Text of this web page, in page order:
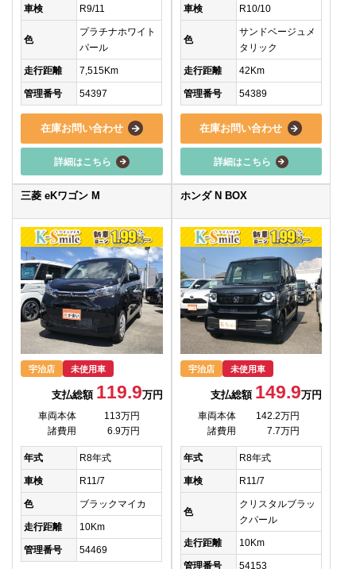
車検 R9/11
色
プラチナホワイト
パール
走行距離 7,515Km
管理番号 54397
在庫お問い合わせ
詳細はこちら
車検 R10/10
色
サンドベージュメ
タリック
走行距離 42Km
管理番号 54389
在庫お問い合わせ
詳細はこちら
三菱 eKワゴン M
宇治店 未使用車
支払総額 119.9万円
車両本体
113万円
諸費用
6.9万円
年式 R8年式
車検 R11/7
色 ブラックマイカ
走行距離 10Km
管理番号 54469
ホンダ N BOX
宇治店 未使用車
支払総額 149.9万円
車両本体
142.2万円
諸費用
7.7万円
年式 R8年式
車検 R11/7
色
クリスタルブラッ
クパール
走行距離 10Km
管理番号 54153